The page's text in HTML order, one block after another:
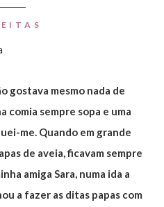
gostava mesmo nada de
comia sempre sopa e uma
me. Quando em grande
de aveia, ficavam sempre
amiga Sara, numa ida a
a fazer as ditas papas com